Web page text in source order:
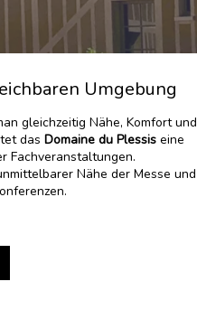
Umgebung
gleichzeitig Nähe, Komfort und
das Domaine du Plessis eine
Fachveranstaltungen.
Nähe der Messe und